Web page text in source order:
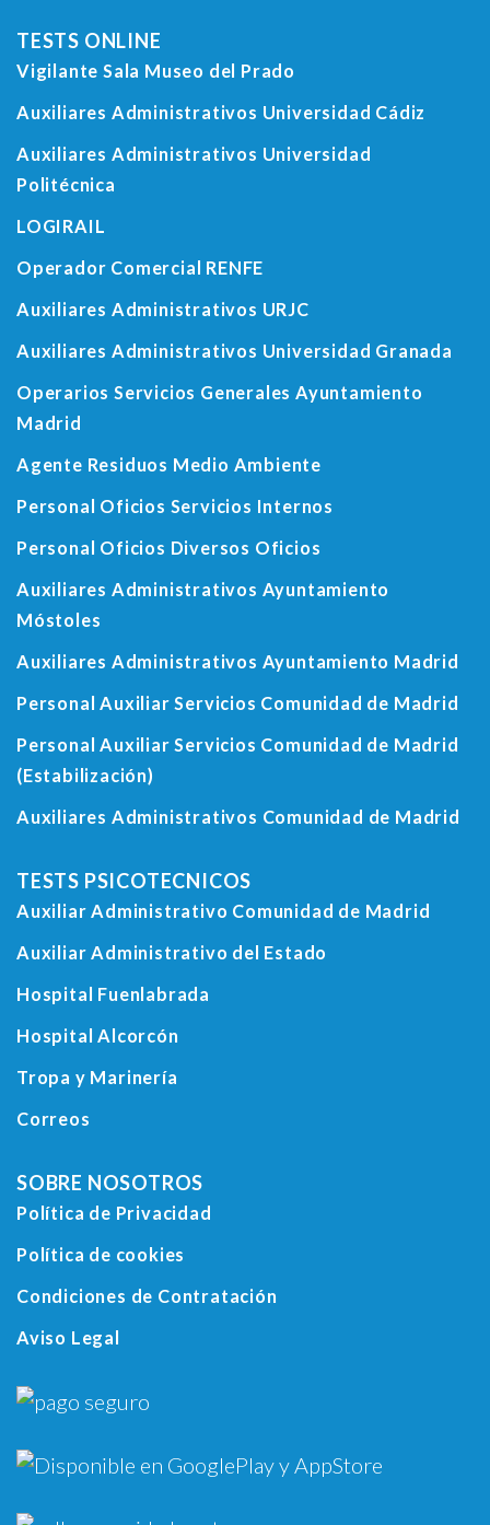
TESTS ONLINE
Vigilante Sala Museo del Prado
Auxiliares Administrativos Universidad Cádiz
Auxiliares Administrativos Universidad
Politécnica
LOGIRAIL
Operador Comercial RENFE
Auxiliares Administrativos URJC
Auxiliares Administrativos Universidad Granada
Operarios Servicios Generales Ayuntamiento
Madrid
Agente Residuos Medio Ambiente
Personal Oficios Servicios Internos
Personal Oficios Diversos Oficios
Auxiliares Administrativos Ayuntamiento
Móstoles
Auxiliares Administrativos Ayuntamiento Madrid
Personal Auxiliar Servicios Comunidad de Madrid
Personal Auxiliar Servicios Comunidad de Madrid
(Estabilización)
Auxiliares Administrativos Comunidad de Madrid
TESTS PSICOTECNICOS
Auxiliar Administrativo Comunidad de Madrid
Auxiliar Administrativo del Estado
Hospital Fuenlabrada
Hospital Alcorcón
Tropa y Marinería
Correos
SOBRE NOSOTROS
Política de Privacidad
Política de cookies
Condiciones de Contratación
Aviso Legal